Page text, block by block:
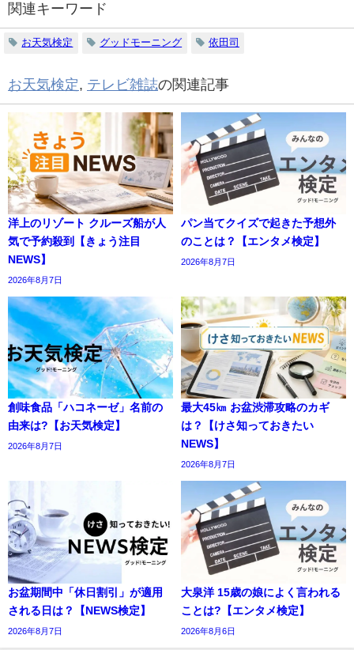
関連キーワード
お天気検定 グッドモーニング 依田司
お天気検定, テレビ雑誌の関連記事
洋上のリゾート クルーズ船が人
気で予約殺到【きょう注目
NEWS】
2026年8月7日
パン当てクイズで起きた予想外
のことは？【エンタメ検定】
2026年8月7日
創味食品「ハコネーゼ」名前の
由来は?【お天気検定】
2026年8月7日
最大45㎞ お盆渋滞攻略のカギ
は？【けさ知っておきたい
NEWS】
2026年8月7日
お盆期間中「休日割引」が適用
される日は？【NEWS検定】
2026年8月7日
大泉洋 15歳の娘によく言われる
ことは?【エンタメ検定】
2026年8月6日